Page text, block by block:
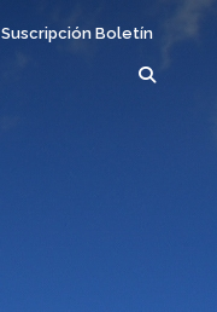
Suscripción Boletín